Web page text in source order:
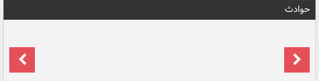
حوادث